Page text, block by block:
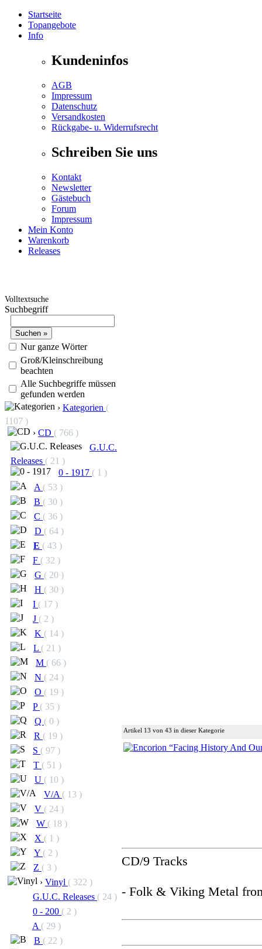
Startseite
Topangebote
Info
Kundeninfos
AGB
Impressum
Datenschutz
Versandkosten
Rückgabe- u. Widerrufsrecht
Schreiben Sie uns
Kontakt
Newsletter
Gästebuch
Forum
Impressum
Mein Konto
Warenkorb
Releases
Volltextsuche
Suchbegriff
Nur ganze Wörter
Groß/Kleinschreibung
beachten
Alle Suchbegriffe müssen
gefunden werden
› Kategorien (
1107 )
› CD ( 766 )
G.U.C.
Releases ( 21 )
0 - 1917 ( 1 )
A ( 53 )
B ( 30 )
C ( 36 )
D ( 64 )
E ( 43 )
F ( 32 )
G ( 20 )
H ( 30 )
I ( 17 )
J ( 2 )
K ( 14 )
L ( 21 )
M ( 66 )
N ( 24 )
O ( 19 )
P ( 35 )
Q ( 0 )
R ( 19 )
S ( 97 )
T ( 51 )
U ( 10 )
V/A ( 13 )
V ( 24 )
W ( 18 )
X ( 1 )
Y ( 2 )
Z ( 3 )
› Vinyl ( 322 )
G.U.C. Releases ( 24 )
0 - 200 ( 2 )
A ( 29 )
B ( 22 )
Artikel 13 von 43 in dieser Kategorie
CD/9 Tracks
- Folk & Viking Metal